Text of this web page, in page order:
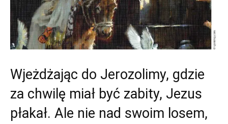
Wjeżdżając do Jerozolimy, gdzie
za chwilę miał być zabity, Jezus
płakał. Ale nie nad swoim losem,